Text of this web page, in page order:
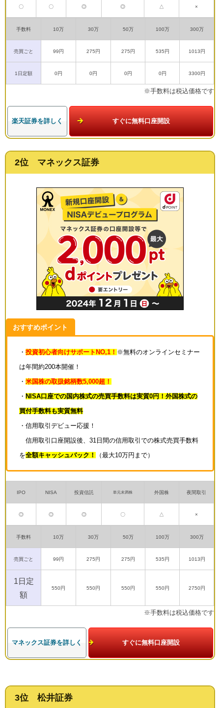
〇 〇 ◎ ◎ △ ×
手数料 10万 30万 50万 100万 300万
売買ごと 99円 275円 275円 535円 1013円
1日定額 0円 0円 0円 0円 3300円
※手数料は税込価格です
楽天証券を詳しく すぐに無料口座開設
2位 マネックス証券
おすすめポイント
・ 投資初心者向けサポートNO,1！ ※無料のオンラインセミナー
は年間約200本開催！
・ 米国株の取扱銘柄数5,000超！
・ NISA口座での国内株式の売買手数料は実質0円！外国株式の
買付手数料も実質無料
・信用取引デビュー応援！
信用取引口座開設後、31日間の信用取引での株式売買手数料
を全額キャッシュバック！ （最大10万円まで）
IPO NISA 投資信託 単元未満株 外国株 夜間取引
◎ ◎ ◎ 〇 △ ×
手数料 10万 30万 50万 100万 300万
売買ごと 99円 275円 275円 535円 1013円
1日定
額
550円 550円 550円 550円 2750円
※手数料は税込価格です
マネックス証券を詳しく すぐに無料口座開設
3位 松井証券